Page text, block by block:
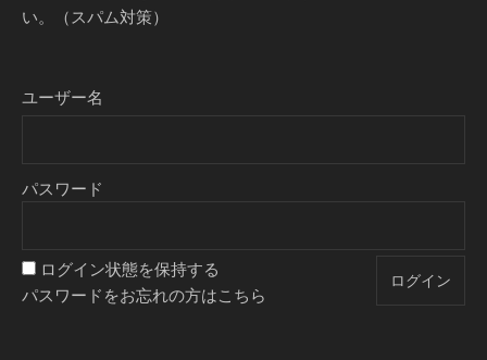
い。（スパム対策）
ユーザー名
パスワード
ログイン状態を保持する
パスワードをお忘れの方はこちら